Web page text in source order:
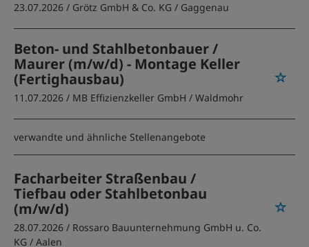
23.07.2026 / Grötz GmbH & Co. KG / Gaggenau
Beton- und Stahlbetonbauer /
Maurer (m/w/d) - Montage Keller
(Fertighausbau)
11.07.2026 / MB Effizienzkeller GmbH / Waldmohr
verwandte und ähnliche Stellenangebote
Facharbeiter Straßenbau /
Tiefbau oder Stahlbetonbau
(m/w/d)
28.07.2026 / Rossaro Bauunternehmung GmbH u. Co.
KG / Aalen